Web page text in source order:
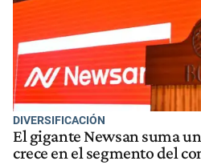
DIVERSIFICACIÓN
El gigante Newsan suma
crece en el segmento del